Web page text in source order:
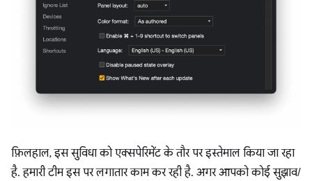
फ़िलहाल, इस सुविधा को एक्सपेरिमेंट के तौर पर इस्तेमाल किया जा रहा
है. हमारी टीम इस पर लगातार काम कर रही है. अगर आपको कोई सुझाव/